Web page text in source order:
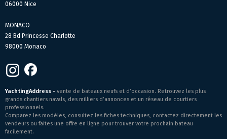
06000 Nice
MONACO
28 Bd Princesse Charlotte
98000 Monaco
YachtingAddress - vente de bateaux neufs et d’occasion. Retrouvez les plus
grands chantiers navals, des milliers d’annonces et un réseau de courtiers
professionnels.
Comparez les modèles, consultez les fiches techniques, contactez directement les
vendeurs ou faites une offre en ligne pour trouver votre prochain bateau
facilement.